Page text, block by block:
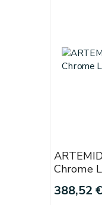
Chrome
388,52 €